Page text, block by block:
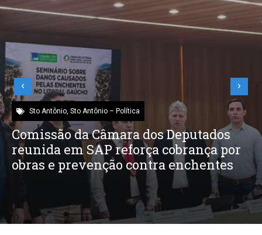
Sto Antônio, Sto Antônio – Política
Comissão da Câmara dos Deputados
reunida em SAP reforça cobrança por
obras e prevenção contra enchentes